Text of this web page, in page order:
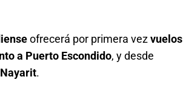
ofrecerá por primera vezvuelos
a Puerto Escondido, y desde
Nayarit.